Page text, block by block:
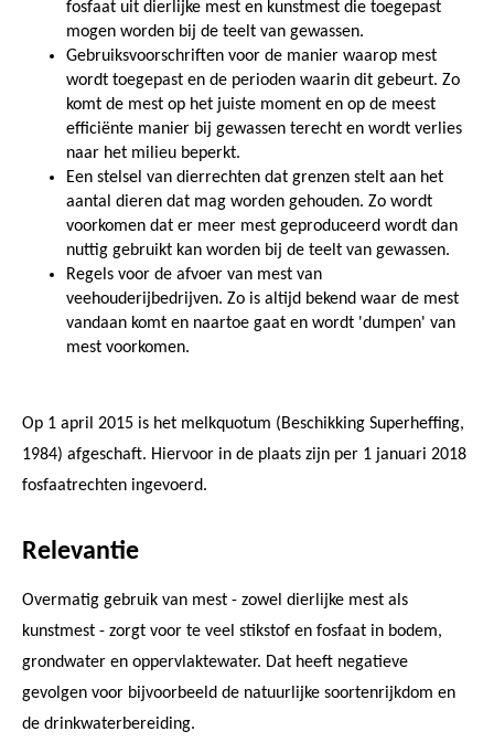
fosfaat uit dierlijke mest en kunstmest die toegepast
mogen worden bij de teelt van gewassen.
Gebruiksvoorschriften voor de manier waarop mest
wordt toegepast en de perioden waarin dit gebeurt. Zo
komt de mest op het juiste moment en op de meest
efficiënte manier bij gewassen terecht en wordt verlies
naar het milieu beperkt.
Een stelsel van dierrechten dat grenzen stelt aan het
aantal dieren dat mag worden gehouden. Zo wordt
voorkomen dat er meer mest geproduceerd wordt dan
nuttig gebruikt kan worden bij de teelt van gewassen.
Regels voor de afvoer van mest van
veehouderijbedrijven. Zo is altijd bekend waar de mest
vandaan komt en naartoe gaat en wordt 'dumpen' van
mest voorkomen.
Op 1 april 2015 is het melkquotum (Beschikking Superheffing,
1984) afgeschaft. Hiervoor in de plaats zijn per 1 januari 2018
fosfaatrechten ingevoerd.
Relevantie
Overmatig gebruik van mest - zowel dierlijke mest als
kunstmest - zorgt voor te veel stikstof en fosfaat in bodem,
grondwater en oppervlaktewater. Dat heeft negatieve
gevolgen voor bijvoorbeeld de natuurlijke soortenrijkdom en
de drinkwaterbereiding.